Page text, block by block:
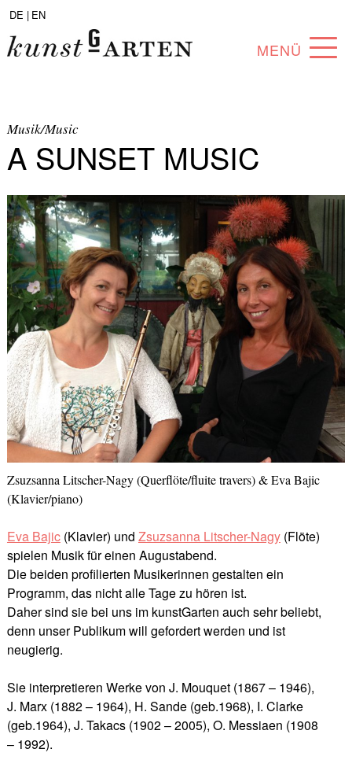
DE | EN
MENÜ
SAMMLUNG
KÜNSTLER*INNEN
PARTNER*INNEN
ANGEBOTE
Musik/Music
A SUNSET MUSIC
Zsuzsanna Litscher-Nagy (Querflöte/fluite travers) & Eva Bajic
(Klavier/piano)
Eva Bajic(Klavier) und Zsuzsanna Litscher-Nagy(Flöte)
spielen Musik für einen Augustabend.
Die beiden profilierten Musikerinnen gestalten ein
Programm, das nicht alle Tage zu hören ist.
Daher sind sie bei uns im kunstGarten auch sehr beliebt,
denn unser Publikum will gefordert werden und ist
neugierig.
Sie interpretieren Werke von J. Mouquet (1867 – 1946),
J. Marx (1882 – 1964), H. Sande (geb.1968), I. Clarke
(geb.1964), J. Takacs (1902 – 2005), O. Messiaen (1908
– 1992).